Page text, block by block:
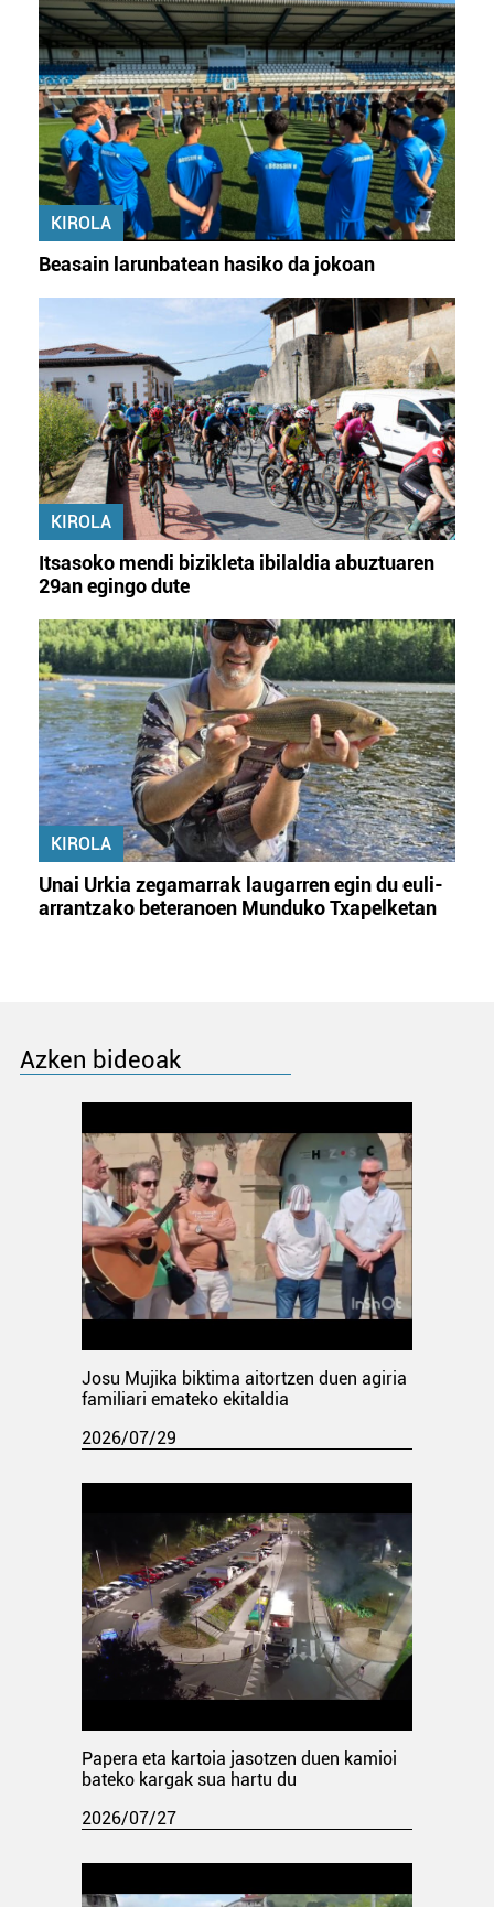
KIROLA
Beasain larunbatean hasiko da jokoan
KIROLA
Itsasoko mendi bizikleta ibilaldia abuztuaren
29an egingo dute
KIROLA
Unai Urkia zegamarrak laugarren egin du euli-
arrantzako beteranoen Munduko Txapelketan
Azken bideoak
Josu Mujika biktima aitortzen duen agiria
familiari emateko ekitaldia
2026/07/29
Papera eta kartoia jasotzen duen kamioi
bateko kargak sua hartu du
2026/07/27